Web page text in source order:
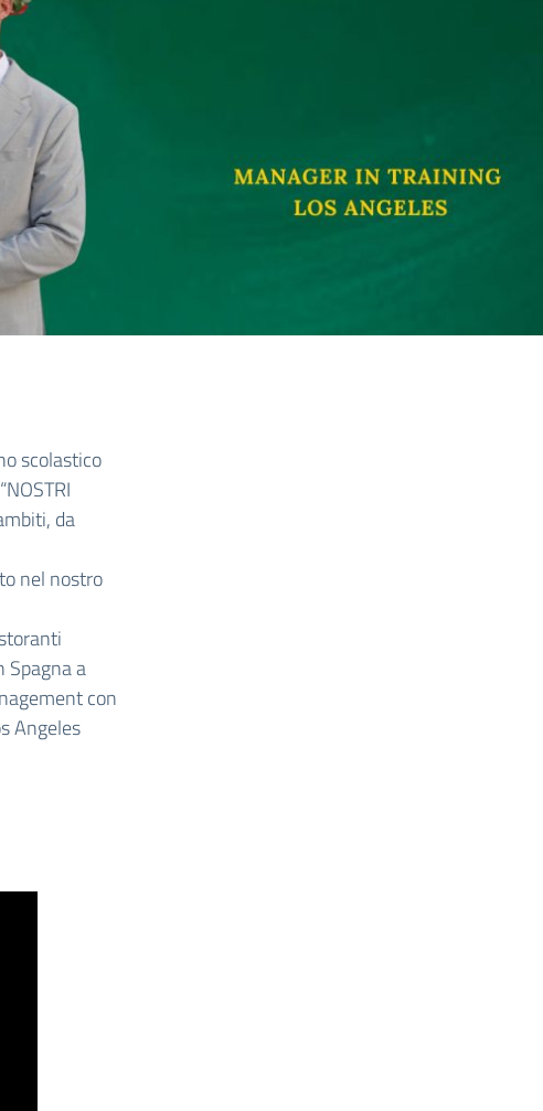
scolastico
da
nel nostro
Spagna a
con
Angeles